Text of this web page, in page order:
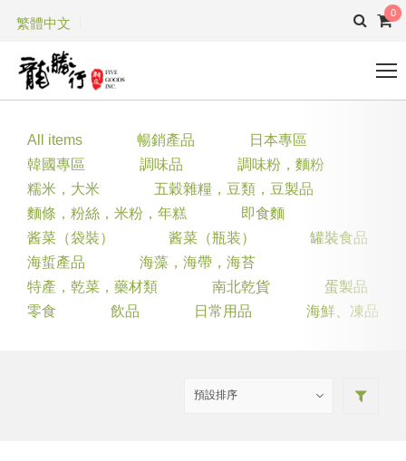
繁體中文
0
All items 暢銷產品
日本專區
韓國專區
調味品
調味粉，麵粉
糯米，大米
五穀雜糧，豆類，豆製品
麵條，粉絲，米粉，年糕
即食麵
酱菜（袋裝）
酱菜（瓶装）
罐裝食品
海蜇產品
海藻，海帶，海苔
特產，乾菜，藥材類
南北乾貨
蛋製品
零食
飲品 日常用品 海鮮、凍品